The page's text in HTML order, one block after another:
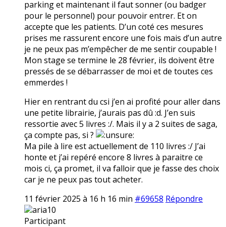
parking et maintenant il faut sonner (ou badger
pour le personnel) pour pouvoir entrer. Et on
accepte que les patients. D’un coté ces mesures
prises me rassurent encore une fois mais d’un autre
je ne peux pas m’empêcher de me sentir coupable !
Mon stage se termine le 28 février, ils doivent être
pressés de se débarrasser de moi et de toutes ces
emmerdes !
Hier en rentrant du csi j’en ai profité pour aller dans
une petite librairie, j’aurais pas dû :d. J’en suis
ressortie avec 5 livres :/. Mais il y a 2 suites de saga,
ça compte pas, si ?
Ma pile à lire est actuellement de 110 livres :/ J’ai
honte et j’ai repéré encore 8 livres à paraitre ce
mois ci, ça promet, il va falloir que je fasse des choix
car je ne peux pas tout acheter.
11 février 2025 à 16 h 16 min #69658 Répondre
aria10
Participant